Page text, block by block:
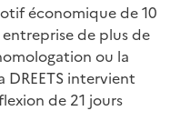
économique de 10
de plus de
ou la
intervient
de 21 jours